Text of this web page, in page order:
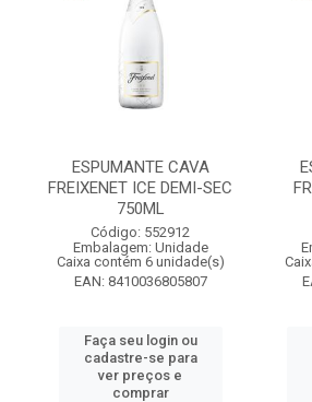
ESPUMANTE CAVA
FREIXENET ICE DEMI-SEC
750ML
Código: 552912
Embalagem: Unidade
Caixa contém 6 unidade(s)
EAN: 8410036805807
Faça seu login ou
cadastre-se para
ver preços e
comprar